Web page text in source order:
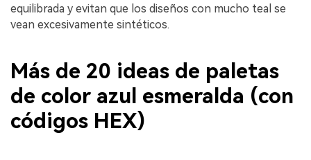
equilibrada y evitan que los diseños con mucho teal se
vean excesivamente sintéticos.
Más de 20 ideas de paletas
de color azul esmeralda (con
códigos HEX)